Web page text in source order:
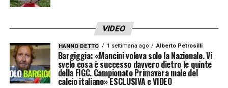
VIDEO
HANNO DETTO 1 settimana ago Alberto Petrosilli
Bargiggia: «Mancini voleva solo la Nazionale. Vi
svelo cosa è successo davvero dietro le quinte
della FIGC. Campionato Primavera male del
calcio italiano» ESCLUSIVA e VIDEO